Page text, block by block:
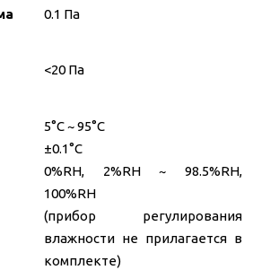
0.1 Па
<20 Па
5°C ~ 95°C
±0.1°C
0%RH, 2%RH ~ 98.5%RH,
100%RH
(прибор регулирования
влажности не прилагается в
комплекте)